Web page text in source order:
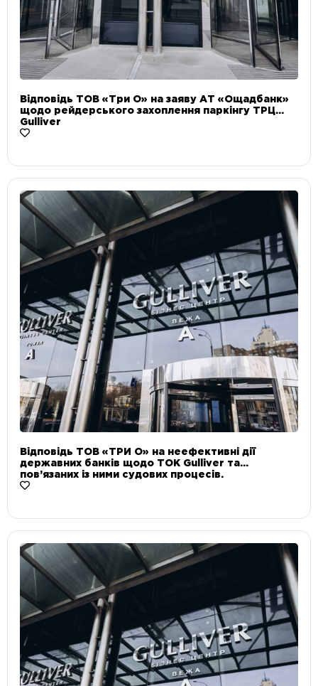
Відповідь ТОВ «Три О» на заяву АТ «Ощадбанк»
щодо рейдерського захоплення паркінгу ТРЦ
Gulliver
Відповідь ТОВ «ТРИ О» на неефективні дії
державних банків щодо ТОК Gulliver та
пов’язаних із ними судових процесів.